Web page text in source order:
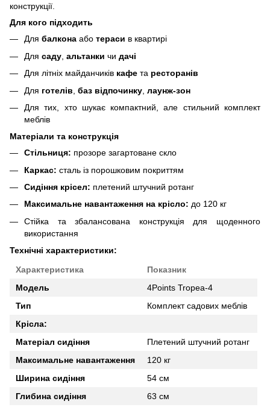
конструкції.
Для кого підходить
Для балкона або тераси в квартирі
Для саду альтанки чи дачі
Для літніх майданчиків кафе та ресторанів
Для готелів баз відпочинку лаунж-зон
Для тих, хто шукає компактний, але стильний комплект
меблів
Матеріали та конструкція
Стільниця: прозоре загартоване скло
Каркас: сталь із порошковим покриттям
Сидіння крісел: плетений штучний ротанг
Максимальне навантаження на крісло: до 120 кг
Стійка та збалансована конструкція для щоденного
використання
Технічні характеристики:
Характеристика
Показник
Модель
4Points Tropea-4
Тип
Комплект садових меблів
Крісла:
Матеріал сидіння
Плетений штучний ротанг
Максимальне навантаження
120 кг
Ширина сидіння
54 см
Глибина сидіння
63 см